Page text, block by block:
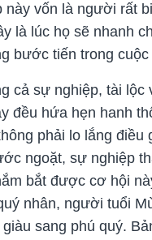
này vốn là người rất
là lúc họ sẽ nhanh
bước tiến trong
cả sự nghiệp, tài lộc
đều hứa hẹn hanh
phải lo lắng
ngoặt, sự nghiệp
bắt được cơ hội
nhân, người tuổi
sang phú quý.